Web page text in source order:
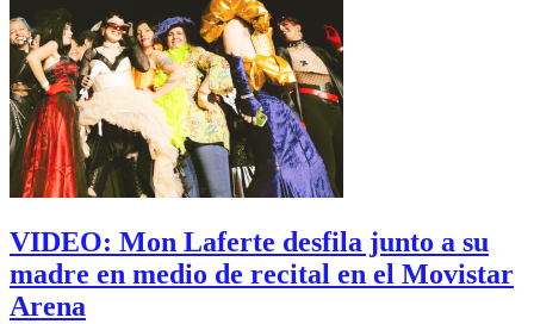
VIDEO: Mon Laferte desfila junto a su
madre en medio de recital en el Movistar
Arena